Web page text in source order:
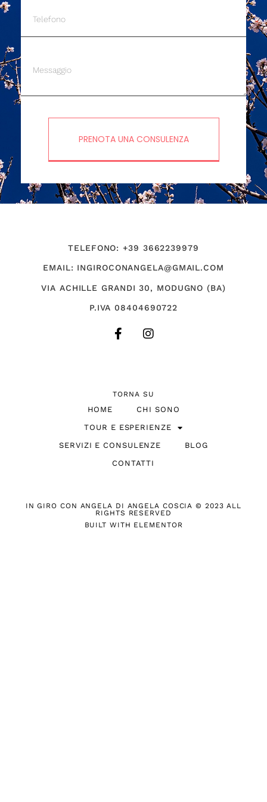
PRENOTA UNA CONSULENZA
TELEFONO: +39 3662239979
EMAIL: INGIROCONANGELA@GMAIL.COM
VIA ACHILLE GRANDI 30, MODUGNO (BA)
P.IVA 08404690722
TORNA SU
HOME
CHI SONO
TOUR E ESPERIENZE
SERVIZI E CONSULENZE
BLOG
CONTATTI
IN GIRO CON ANGELA DI ANGELA COSCIA © 2023 ALL
RIGHTS RESERVED
BUILT WITH ELEMENTOR